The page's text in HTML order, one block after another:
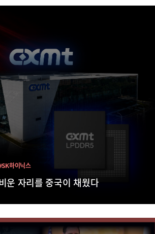
운 자리를 중국이 채웠다
하이닉스